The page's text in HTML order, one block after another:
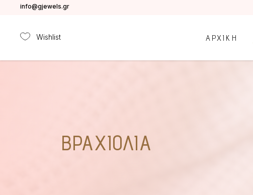
info@gjewels.gr
Wishlist ΑΡΧΙΚΗ
ΒΡΑΧΙΌΛΙΑ